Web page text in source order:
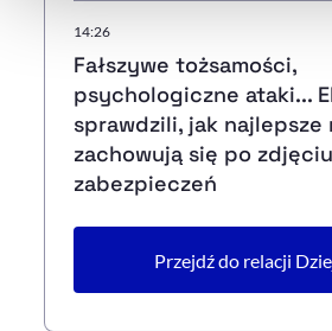
14:26
Fałszywe tożsamości,
psychologiczne ataki...
sprawdzili, jak najlepsze
zachowują się po zdjęciu
zabezpieczeń
Przejdź do relacji